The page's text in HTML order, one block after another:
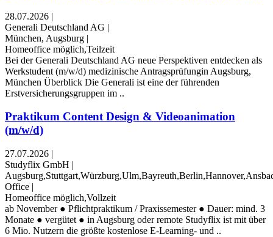
28.07.2026 |
Generali Deutschland AG |
München, Augsburg |
Homeoffice möglich,Teilzeit
Bei der Generali Deutschland AG neue Perspektiven entdecken als
Werkstudent (m/w/d) medizinische Antragsprüfungin Augsburg,
München Überblick Die Generali ist eine der führenden
Erstversicherungsgruppen im ..
Praktikum Content Design & Videoanimation
(m/w/d)
27.07.2026 |
Studyflix GmbH |
Office |
Homeoffice möglich,Vollzeit
ab November ● Pflichtpraktikum / Praxissemester ● Dauer: mind. 3
Monate ● vergütet ● in Augsburg oder remote Studyflix ist mit über
6 Mio. Nutzern die größte kostenlose E-Learning- und ..